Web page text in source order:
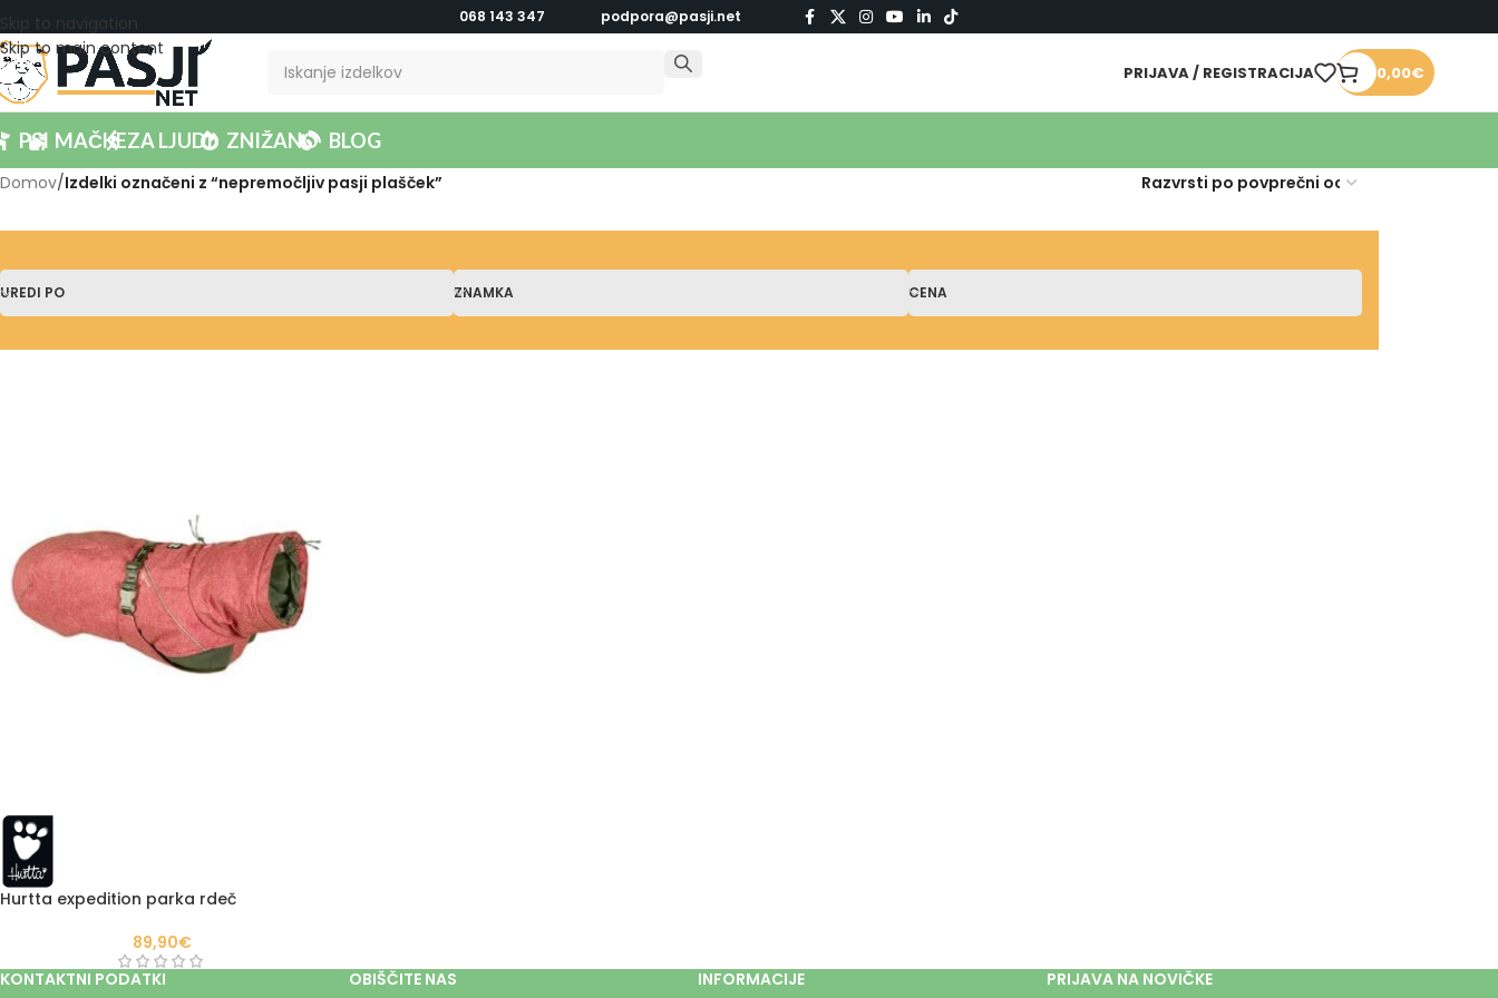
Skip to navigation
Skip to main content
068 143 347 podpora@pasji.net
PRIJAVA / REGISTRACIJA 0,00€
PSI MAČKEZA LJUDI ZNIŽANO BLOG
Domov/Izdelki označeni z “nepremočljiv pasji plašček”
UREDI PO ZNAMKA CENA
Hurtta expedition parka rdeč
89,90€
KONTAKTNI PODATKI
OBIŠČITE NAS INFORMACIJE PRIJAVA NA NOVIČKE